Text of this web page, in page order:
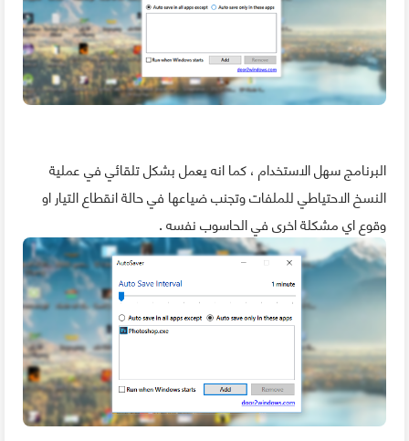
البرنامج سهل الاستخدام ، كما انه يعمل بشكل تلقائي في عملية
النسخ الاحتياطي للملفات وتجنب ضياعها في حالة انقطاع التيار او
وقوع اي مشكلة اخرى في الحاسوب نفسه .